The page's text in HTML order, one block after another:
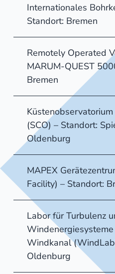
Internationales
Standort: Bremen
Remotely Operated
MARUM-QUEST
Bremen
(SCO) – Standort:
Oldenburg
MAPEX
Facility) – Standort:
Labor für Turbulenz
Windkanal
Oldenburg